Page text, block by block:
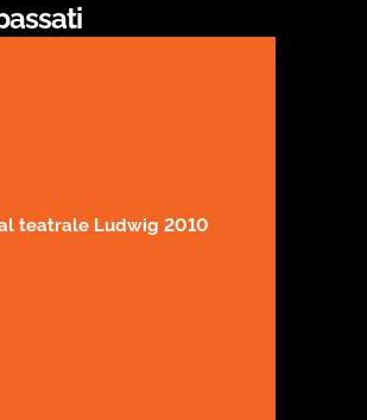
teatrale Ludwig 2010